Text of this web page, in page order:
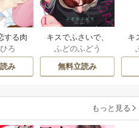
する肉
行本】
特典
ろ
み
キスでふさいで、
バレないで。
ふどのふどう
無料立読み
キ
もっと見る